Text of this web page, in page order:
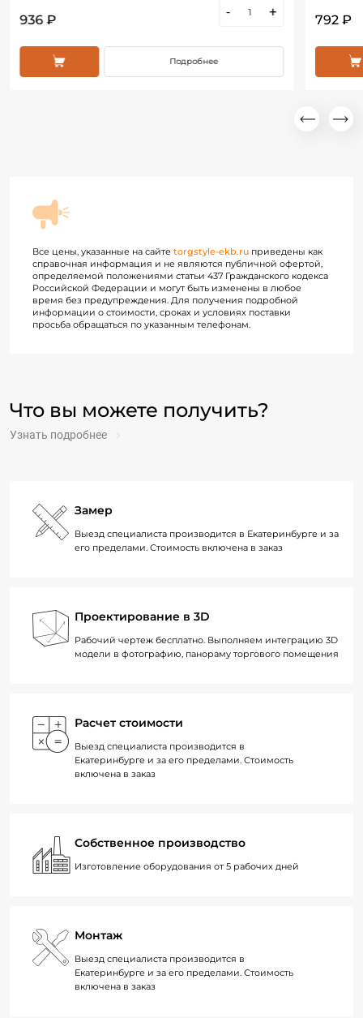
936 ₽
- +
Подробнее
792 ₽
Все цены, указанные на сайте torgstyle-ekb.ru приведены как
справочная информация и не являются публичной офертой,
определяемой положениями статьи 437 Гражданского кодекса
Российской Федерации и могут быть изменены в любое
время без предупреждения. Для получения подробной
информации о стоимости, сроках и условиях поставки
просьба обращаться по указанным телефонам.
Что вы можете получить?
Узнать подробнее
Замер
Выезд специалиста производится в Екатеринбурге и за
его пределами. Стоимость включена в заказ
Проектирование в 3D
Рабочий чертеж бесплатно. Выполняем интеграцию 3D
модели в фотографию, панораму торгового помещения
Расчет стоимости
Выезд специалиста производится в
Екатеринбурге и за его пределами. Стоимость
включена в заказ
Собственное производство
Изготовление оборудования от 5 рабочих дней
Монтаж
Выезд специалиста производится в
Екатеринбурге и за его пределами. Стоимость
включена в заказ